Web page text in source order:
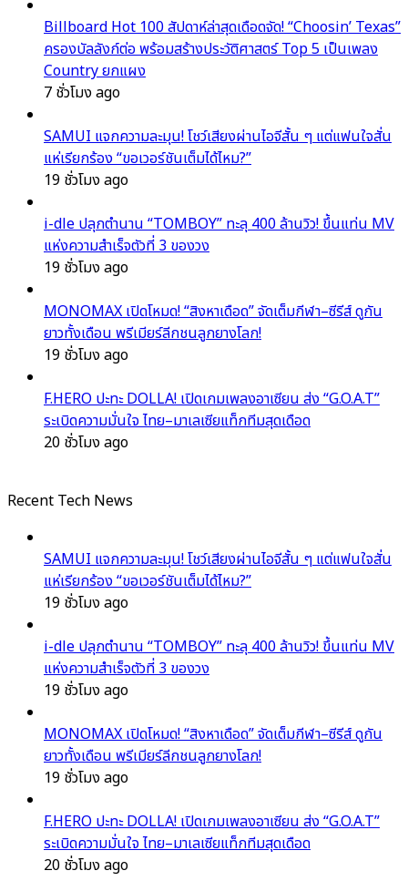
Billboard Hot 100 สัปดาห์ล่าสุดเดือดจัด! “Choosin’ Texas”
ครองบัลลังก์ต่อ พร้อมสร้างประวัติศาสตร์ Top 5 เป็นเพลง
Country ยกแผง
7 ชั่วโมง ago
SAMUI แจกความละมุน! โชว์เสียงผ่านไอจีสั้น ๆ แต่แฟนใจสั่น
แห่เรียกร้อง “ขอเวอร์ชันเต็มได้ไหม?”
19 ชั่วโมง ago
i-dle ปลุกตำนาน “TOMBOY” ทะลุ 400 ล้านวิว! ขึ้นแท่น MV
แห่งความสำเร็จตัวที่ 3 ของวง
19 ชั่วโมง ago
MONOMAX เปิดโหมด! “สิงหาเดือด” จัดเต็มกีฬา–ซีรีส์ ดูกัน
ยาวทั้งเดือน พรีเมียร์ลีกชนลูกยางโลก!
19 ชั่วโมง ago
F.HERO ปะทะ DOLLA! เปิดเกมเพลงอาเซียน ส่ง “G.O.A.T”
ระเบิดความมั่นใจ ไทย–มาเลเซียแท็กทีมสุดเดือด
20 ชั่วโมง ago
Recent Tech News
SAMUI แจกความละมุน! โชว์เสียงผ่านไอจีสั้น ๆ แต่แฟนใจสั่น
แห่เรียกร้อง “ขอเวอร์ชันเต็มได้ไหม?”
19 ชั่วโมง ago
i-dle ปลุกตำนาน “TOMBOY” ทะลุ 400 ล้านวิว! ขึ้นแท่น MV
แห่งความสำเร็จตัวที่ 3 ของวง
19 ชั่วโมง ago
MONOMAX เปิดโหมด! “สิงหาเดือด” จัดเต็มกีฬา–ซีรีส์ ดูกัน
ยาวทั้งเดือน พรีเมียร์ลีกชนลูกยางโลก!
19 ชั่วโมง ago
F.HERO ปะทะ DOLLA! เปิดเกมเพลงอาเซียน ส่ง “G.O.A.T”
ระเบิดความมั่นใจ ไทย–มาเลเซียแท็กทีมสุดเดือด
20 ชั่วโมง ago